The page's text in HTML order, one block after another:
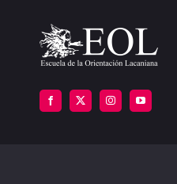
contenido